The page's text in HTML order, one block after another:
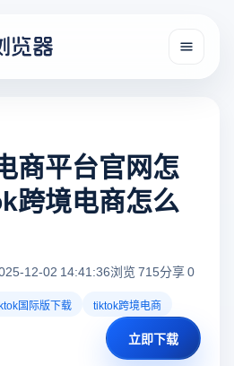
商平台官网怎
跨境电商怎么
12-02 14:41:36浏览 715分享 0
国际版下载 tiktok跨境电商
立即下载